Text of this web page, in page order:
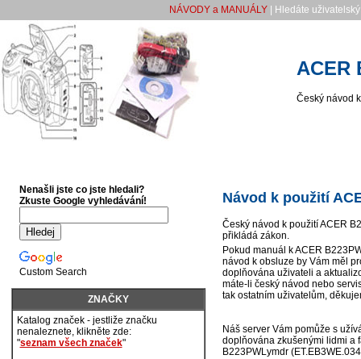
NÁVODY a MANUÁLY | Hledáte
ACER
Český návod
Návod k použití
Český návod k použití ACER
přikládá zákon.
Pokud manuál k ACER
návod k obsluze by Vám měl
doplňována uživateli a
máte-li český návod nebo
tak ostatním uživatelům,
Náš server Vám pomůže s
doplňována zkušenými lidmi a
B223PWLymdr
Nenašli jste co jste hledali?
Zkuste Google vyhledávání!
Custom Search
ZNAČKY
Katalog značek - jestliže značku
nenaleznete, klikněte zde:
"seznam všech značek"